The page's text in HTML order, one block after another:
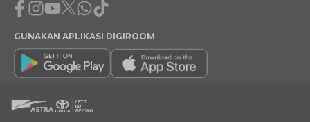
Facebook
Instagram
Youtube
X Whatsapp
Tiktok
GUNAKAN APLIKASI DIGIROOM